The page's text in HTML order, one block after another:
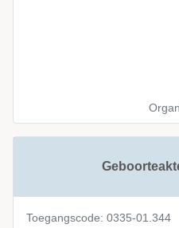
Toegangscode: 0335-01.344